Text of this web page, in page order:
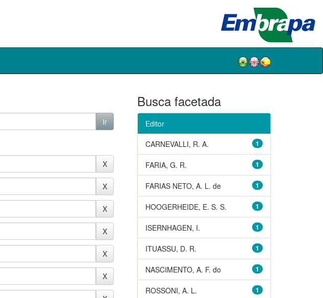
Busca facetada
Editor
1
CARNEVALLI, R. A.
1
FARIA, G. R.
1
FARIAS NETO, A. L. de
1
HOOGERHEIDE, E. S. S.
1
ISERNHAGEN, I.
1
ITUASSU, D. R.
1
NASCIMENTO, A. F. do
1
ROSSONI, A. L.